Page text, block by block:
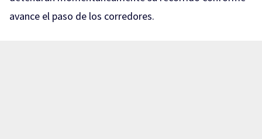
avance el paso de los corredores.